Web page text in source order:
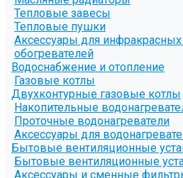
Тепловые завесы
Тепловые пушки
Аксессуары для
обогревателей
Водоснабжение и отопление
Газовые котлы
Двухконтурные газовые котлы
Накопительные
Проточные водонагреватели
Аксессуары для
Бытовые вентиляционные
Бытовые вентиляционные
Аксессуары и сменные